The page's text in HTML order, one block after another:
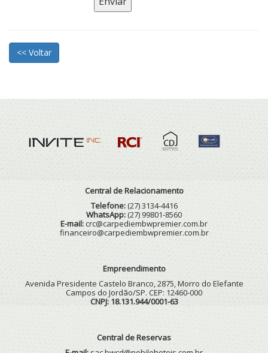
<< Voltar
Central de Relacionamento
Telefone:(27) 3134-4416
WhatsApp:(27) 99801-8560
E-mail:crc@carpediembwpremier.com.br
financeiro@carpediembwpremier.com.br
Empreendimento
Avenida Presidente Castelo Branco, 2875, Morro do Elefante
Campos do Jordão/SP. CEP: 12460-000
CNPJ: 18.131.944/0001-63
Central de Reservas